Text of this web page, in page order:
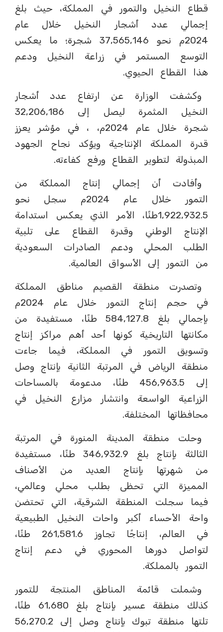
قطاع النخيل والتمور في المملكة، حيث بلغ
إجمالي عدد أشجار النخيل خلال عام
2024م نحو 37,565,146 شجرة؛ ما يعكس
التوسع المستمر في زراعة النخيل ودعم
هذا القطاع الحيوي.
وكشفت الوزارة عن ارتفاع عدد أشجار
النخيل المثمرة ليصل إلى 32,206,186
شجرة خلال عام 2024م، ، في مؤشر يعزز
قدرة المملكة الإنتاجية ويؤكد نجاح الجهود
المبذولة لتطوير القطاع ورفع كفاءته.
وأفادت أن إجمالي إنتاج المملكة من
التمور خلال عام 2024م سجل نحو
1,922,932.5طنًا، الأمر الذي يعكس استدامة
الإنتاج الوطني وقدرة القطاع على تلبية
الطلب المحلي ودعم الصادرات السعودية
من التمور إلى الأسواق العالمية.
وتصدرت منطقة القصيم مناطق المملكة
في حجم إنتاج التمور خلال عام 2024م
بإجمالي بلغ 584,127.8 طنًا، مستفيدة من
مكانتها التاريخية كونها أحد أهم مراكز إنتاج
وتسويق التمور في المملكة، فيما جاءت
منطقة الرياض في المرتبة الثانية بإنتاج وصل
إلى 456,963.5 طنًا، مدعومة بالمساحات
الزراعية الواسعة وانتشار مزارع النخيل في
محافظاتها المختلفة.
وحلت منطقة المدينة المنورة في المرتبة
الثالثة بإنتاج بلغ 346,932.9 طنًا، مستفيدة
من شهرتها بإنتاج العديد من الأصناف
المميزة التي تحظى بطلب محلي وعالمي،
فيما سجلت المنطقة الشرقية، التي تحتضن
واحة الأحساء أكبر واحات النخيل الطبيعية
في العالم، إنتاجًا تجاوز 261,581.6 طنًا،
لتواصل دورها المحوري في دعم إنتاج
التمور بالمملكة.
وشملت قائمة المناطق المنتجة للتمور
كذلك منطقة عسير بإنتاج بلغ 61,680 طنًا،
تلتها منطقة تبوك بإنتاج وصل إلى 56,270.2